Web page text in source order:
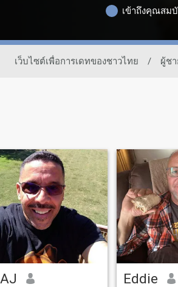
เข้าถึงคุณสม
เว็บไซต์เพื่อการเดทของชาวไทย / ผู้ช
AJ Eddie